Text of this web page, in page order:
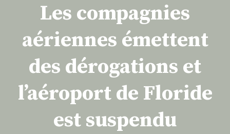
Les compagnies
aériennes émettent
des dérogations et
l’aéroport de Floride
est suspendu